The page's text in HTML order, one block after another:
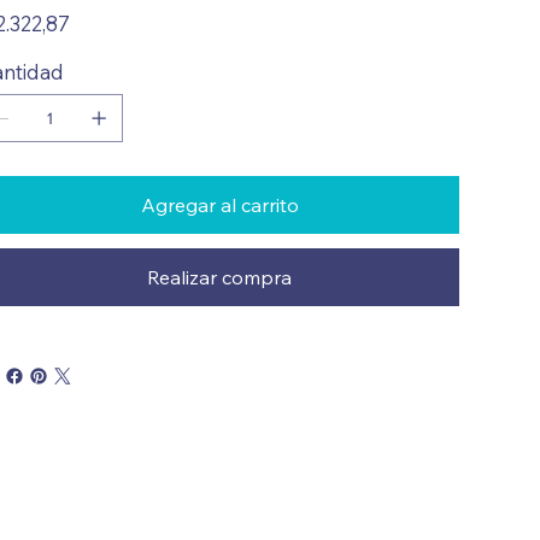
Agregar al carrito
Realizar compra